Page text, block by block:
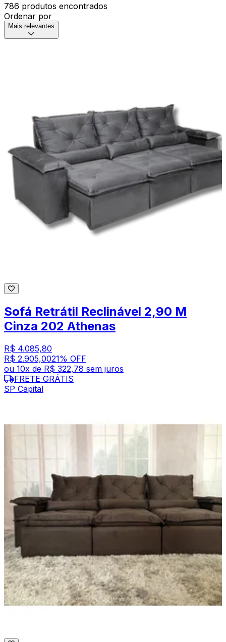
786 produtos encontrados
Ordenar por
Mais relevantes
Sofá Retrátil Reclinável 2,90 M
Cinza 202 Athenas
R$ 4.085,80
R$ 2.905,0021% OFF
ou 10x de R$ 322,78 sem juros
FRETE GRÁTIS
SP Capital